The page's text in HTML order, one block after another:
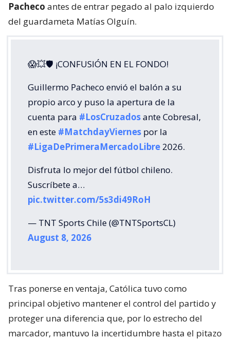
Pacheco antes de entrar pegado al palo izquierdo
del guardameta Matías Olguín.
😱💥🛡 ¡CONFUSIÓN EN EL FONDO!
Guillermo Pacheco envió el balón a su
propio arco y puso la apertura de la
cuenta para #LosCruzadosante Cobresal,
en este #MatchdayViernes por la
#LigaDePrimeraMercadoLibre 2026.
Disfruta lo mejor del fútbol chileno.
Suscríbete a…
pic.twitter.com/5s3di49RoH
— TNT Sports Chile (@TNTSportsCL)
August 8, 2026
Tras ponerse en ventaja, Católica tuvo como
principal objetivo mantener el control del partido y
proteger una diferencia que, por lo estrecho del
marcador, mantuvo la incertidumbre hasta el pitazo